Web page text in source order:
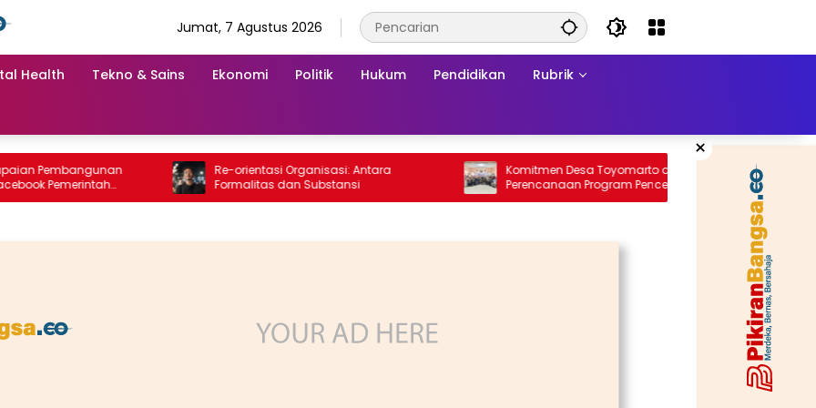
Jumat, 7 Agustus 2026
Health Tekno & Sains Ekonomi Politik Hukum Pendidikan Rubrik
×
Warganet
Re-orientasi Organisasi: Antara
Formalitas dan Substansi
Komitmen Desa Toyomarto dalam
Perencanaan Program Pencegahan
Stunting melalui ‎Rembuk Stunting Desa
Samurai Putih